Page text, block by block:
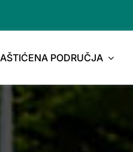
PODRUČJA